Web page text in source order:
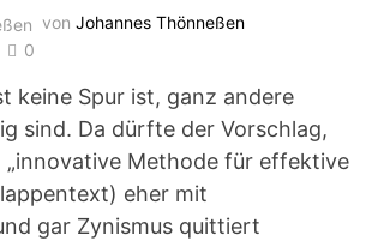
vonJohannes Thönneßen
0
keine Spur ist, ganz andere
sind. Da dürfte der Vorschlag,
„innovative Methode für effektive
eher mit
gar Zynismus quittiert